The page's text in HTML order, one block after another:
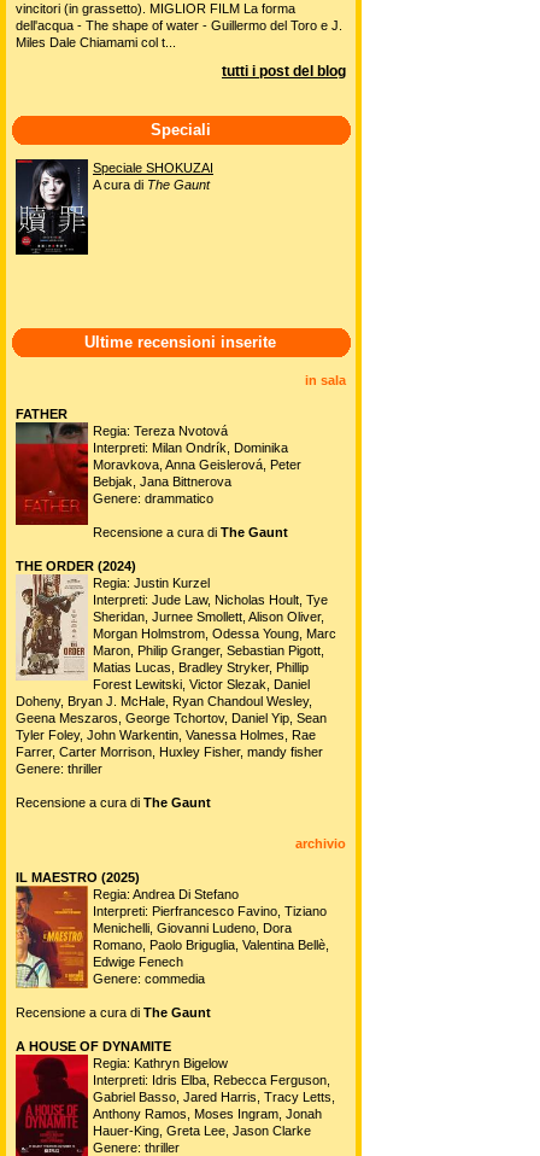
vincitori (in grassetto). MIGLIOR FILM La forma
dell'acqua - The shape of water - Guillermo del Toro e J.
Miles Dale Chiamami col t...
tutti i post del blog
Speciali
Speciale SHOKUZAI
A cura di The Gaunt
Ultime recensioni inserite
in sala
FATHER
Regia: Tereza Nvotová
Interpreti: Milan Ondrík, Dominika
Moravkova, Anna Geislerová, Peter
Bebjak, Jana Bittnerova
Genere: drammatico
Recensione a cura di The Gaunt
THE ORDER (2024)
Regia: Justin Kurzel
Interpreti: Jude Law, Nicholas Hoult, Tye
Sheridan, Jurnee Smollett, Alison Oliver,
Morgan Holmstrom, Odessa Young, Marc
Maron, Philip Granger, Sebastian Pigott,
Matias Lucas, Bradley Stryker, Phillip
Forest Lewitski, Victor Slezak, Daniel
Doheny, Bryan J. McHale, Ryan Chandoul Wesley,
Geena Meszaros, George Tchortov, Daniel Yip, Sean
Tyler Foley, John Warkentin, Vanessa Holmes, Rae
Farrer, Carter Morrison, Huxley Fisher, mandy fisher
Genere: thriller
Recensione a cura di The Gaunt
archivio
IL MAESTRO (2025)
Regia: Andrea Di Stefano
Interpreti: Pierfrancesco Favino, Tiziano
Menichelli, Giovanni Ludeno, Dora
Romano, Paolo Briguglia, Valentina Bellè,
Edwige Fenech
Genere: commedia
Recensione a cura di The Gaunt
A HOUSE OF DYNAMITE
Regia: Kathryn Bigelow
Interpreti: Idris Elba, Rebecca Ferguson,
Gabriel Basso, Jared Harris, Tracy Letts,
Anthony Ramos, Moses Ingram, Jonah
Hauer-King, Greta Lee, Jason Clarke
Genere: thriller